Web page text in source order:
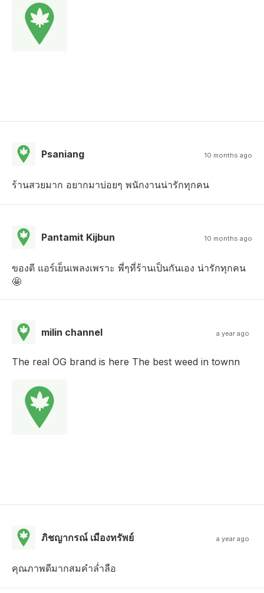
Psaniang 10 months ago
ร้านสวยมาก อยากมาบ่อยๆ พนักงานน่ารักทุกคน
Pantamit Kijbun 10 months ago
ของดี แอร์เย็นเพลงเพราะ พี่ๆที่ร้านเป็นกันเอง น่ารักทุกคน
🤩
milin channel a year ago
The real OG brand is here The best weed in townn
ภิชญากรณ์ เมืองทรัพย์ a year ago
คุณภาพดีมากสมคำล่ำลือ